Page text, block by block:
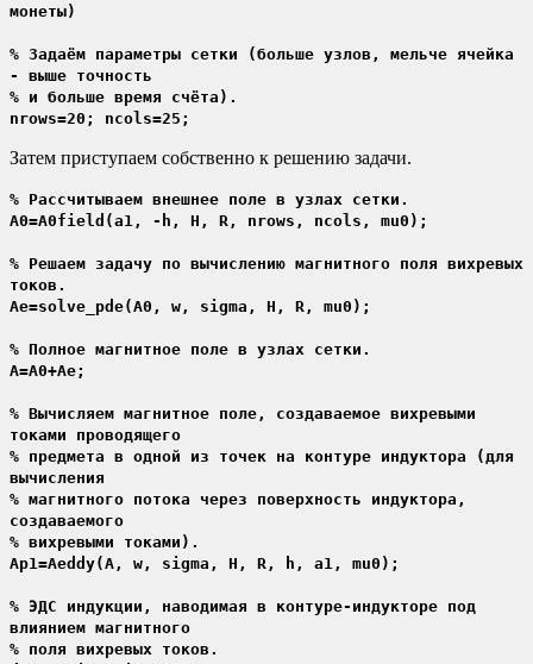
монеты)
% Задаём параметры сетки (больше узлов, мельче ячейка
- выше точность
% и больше время счёта).
nrows=20; ncols=25;
Затем приступаем собственно к решению задачи.
% Рассчитываем внешнее поле в узлах сетки.
A0=A0field(a1, -h, H, R, nrows, ncols, mu0);
% Решаем задачу по вычислению магнитного поля вихревых
токов.
Ae=solve_pde(A0, w, sigma, H, R, mu0);
% Полное магнитное поле в узлах сетки.
A=A0+Ae;
% Вычисляем магнитное поле, создаваемое вихревыми
токами проводящего
% предмета в одной из точек на контуре индуктора (для
вычисления
% магнитного потока через поверхность индуктора,
создаваемого
% вихревыми токами).
Ap1=Aeddy(A, w, sigma, H, R, h, a1, mu0);
% ЭДС индукции, наводимая в контуре-индукторе под
влиянием магнитного
% поля вихревых токов.